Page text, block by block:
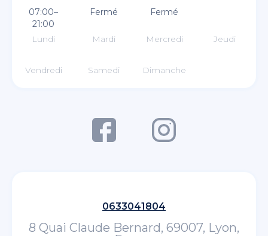
07:00–
21:00
Fermé Fermé
Lundi Mardi Mercredi Jeudi
Vendredi Samedi Dimanche
0633041804
8 Quai Claude Bernard, 69007, Lyon,